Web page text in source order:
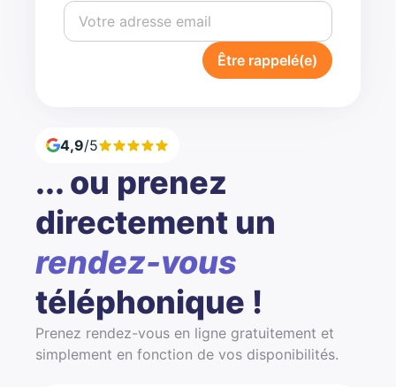
Être rappelé(e)
4,9/5
... ou prenez
directement un
rendez-vous
téléphonique !
Prenez rendez-vous en ligne gratuitement et
simplement en fonction de vos disponibilités.